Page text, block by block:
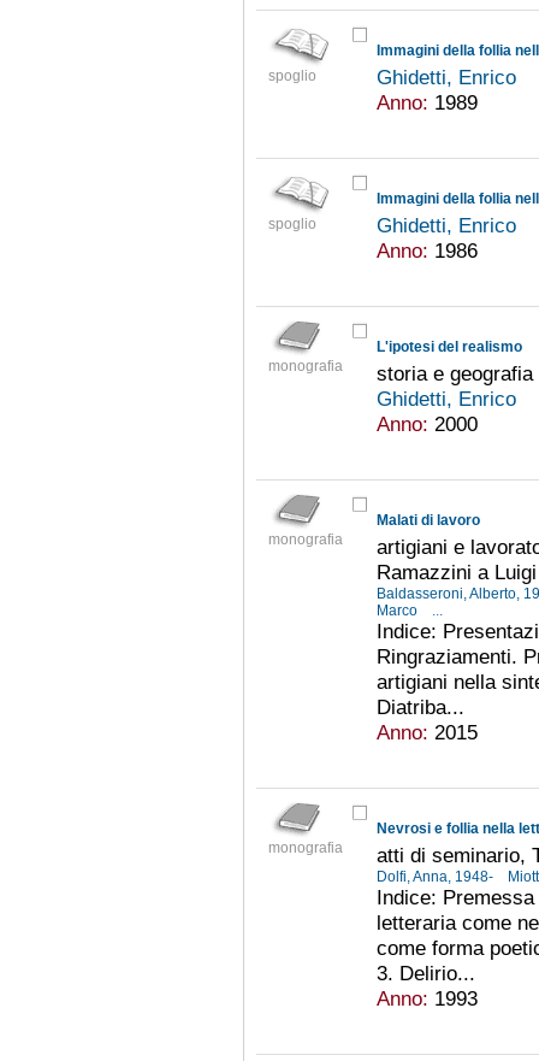
spoglio
Immagini della follia
Ghidetti, Enrico
Anno: 1989
spoglio
Immagini della follia
Ghidetti, Enrico
Anno: 1986
monografia
L'ipotesi del realismo
storia e
Ghidetti, Enrico
Anno: 2000
monografia
Malati di lavoro
artigiani e
Ramazzini a
Baldasseroni, Alberto,
Marco
...
Indice:
Ringraziamenti.
artigiani nella
Diatriba...
Anno: 2015
monografia
Nevrosi e follia nella
atti di seminario,
Dolfi, Anna, 1948-
Indice:
letteraria come
come forma
3. Delirio...
Anno: 1993